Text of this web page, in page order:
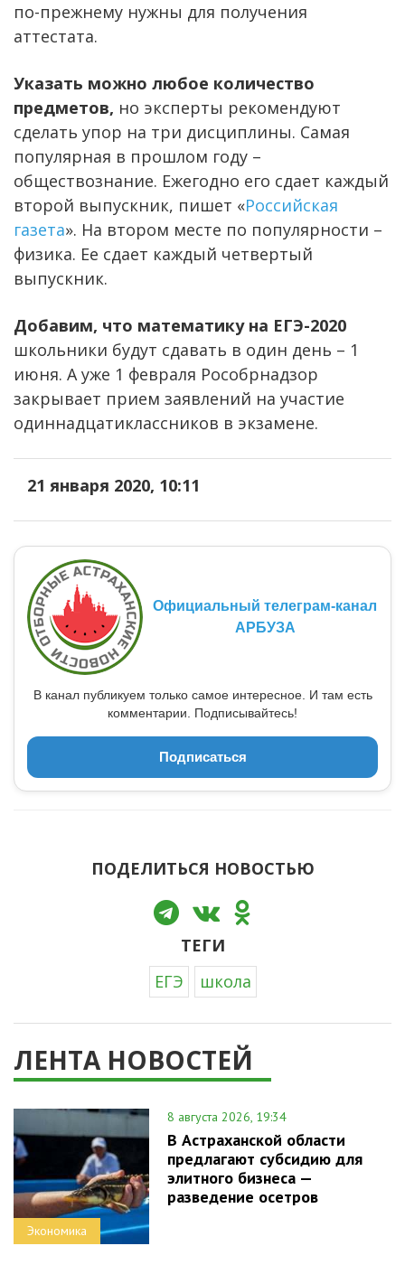
по-прежнему нужны для получения
аттестата.
Указать можно любое количество
предметов, но эксперты рекомендуют
сделать упор на три дисциплины. Самая
популярная в прошлом году –
обществознание. Ежегодно его сдает каждый
второй выпускник, пишет «Российская
газета». На втором месте по популярности –
физика. Ее сдает каждый четвертый
выпускник.
Добавим, что математику на ЕГЭ-2020
школьники будут сдавать в один день – 1
июня. А уже 1 февраля Рособрнадзор
закрывает прием заявлений на участие
одиннадцатиклассников в экзамене.
21 января 2020, 10:11
Официальный телеграм-канал
АРБУЗА
В канал публикуем только самое интересное. И там есть
комментарии. Подписывайтесь!
Подписаться
ПОДЕЛИТЬСЯ НОВОСТЬЮ
ТЕГИ
ЕГЭ
школа
ЛЕНТА НОВОСТЕЙ
Экономика
8 августа 2026, 19:34
В Астраханской области
предлагают субсидию для
элитного бизнеса —
разведение осетров